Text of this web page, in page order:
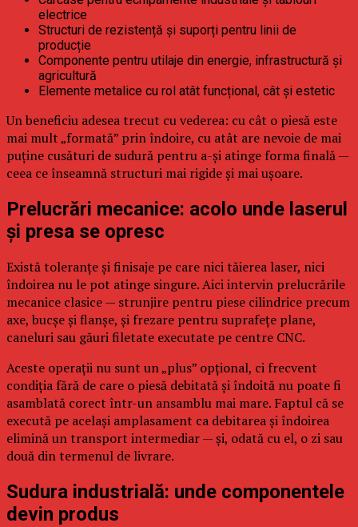
electrice
Structuri de rezistență și suporți pentru linii de
producție
Componente pentru utilaje din energie, infrastructură și
agricultură
Elemente metalice cu rol atât funcțional, cât și estetic
Un beneficiu adesea trecut cu vederea: cu cât o piesă este
mai mult „formată” prin îndoire, cu atât are nevoie de mai
puține cusături de sudură pentru a-și atinge forma finală —
ceea ce înseamnă structuri mai rigide și mai ușoare.
Prelucrări mecanice: acolo unde laserul
și presa se opresc
Există toleranțe și finisaje pe care nici tăierea laser, nici
îndoirea nu le pot atinge singure. Aici intervin prelucrările
mecanice clasice — strunjire pentru piese cilindrice precum
axe, bucșe și flanșe, și frezare pentru suprafețe plane,
caneluri sau găuri filetate executate pe centre CNC.
Aceste operații nu sunt un „plus” opțional, ci frecvent
condiția fără de care o piesă debitată și îndoită nu poate fi
asamblată corect într-un ansamblu mai mare. Faptul că se
execută pe același amplasament ca debitarea și îndoirea
elimină un transport intermediar — și, odată cu el, o zi sau
două din termenul de livrare.
Sudura industrială: unde componentele
devin produs